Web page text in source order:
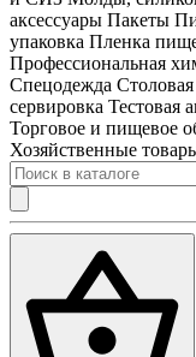
аксессуары Пакеты
упаковка Пленка
Профессиональная
Спецодежда
сервировка Тестовая
Торговое и пищевое
Хозяйственные